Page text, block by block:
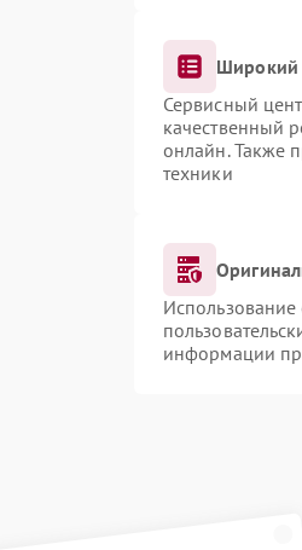
Широкий
Сервисный
качественный
онлайн. Также
техники
информации